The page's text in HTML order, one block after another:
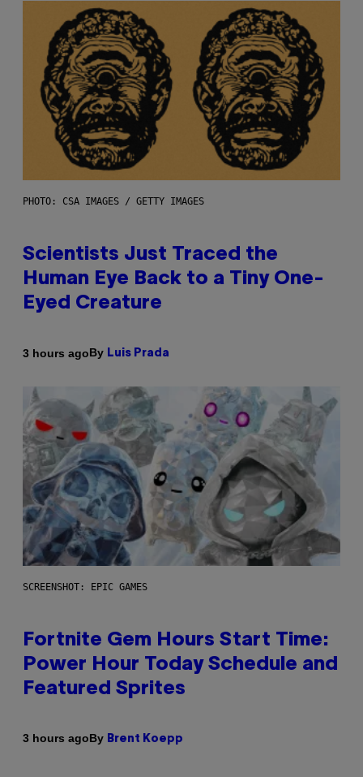
PHOTO: CSA IMAGES / GETTY IMAGES
Scientists Just Traced the
Human Eye Back to a Tiny One-
Eyed Creature
3 hours agoBy Luis Prada
SCREENSHOT: EPIC GAMES
Fortnite Gem Hours Start Time:
Power Hour Today Schedule and
Featured Sprites
3 hours agoBy Brent Koepp